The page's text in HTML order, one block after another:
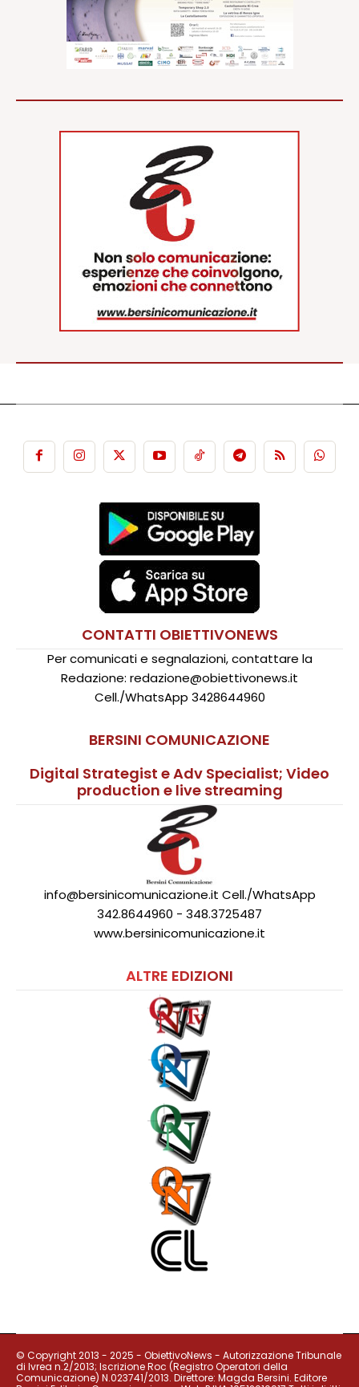
CONTATTI OBIETTIVONEWS
Per comunicati e segnalazioni, contattare la
Redazione: redazione@obiettivonews.it
Cell./WhatsApp 3428644960
BERSINI COMUNICAZIONE
Digital Strategist e Adv Specialist; Video
production e live streaming
info@bersinicomunicazione.it Cell./WhatsApp
342.8644960 - 348.3725487
www.bersinicomunicazione.it
ALTRE EDIZIONI
© Copyright 2013 - 2025 - ObiettivoNews - Autorizzazione Tribunale
di Ivrea n.2/2013; Iscrizione Roc (Registro Operatori della
Comunicazione) N.023741/2013. Direttore: Magda Bersini. Editore